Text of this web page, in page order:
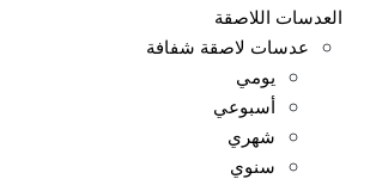
العدسات اللاصقة
عدسات لاصقة شفافة
يومي
أسبوعي
شهري
سنوي